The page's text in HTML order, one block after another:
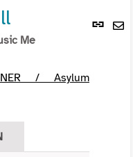
Lien
Me
/ Asylum